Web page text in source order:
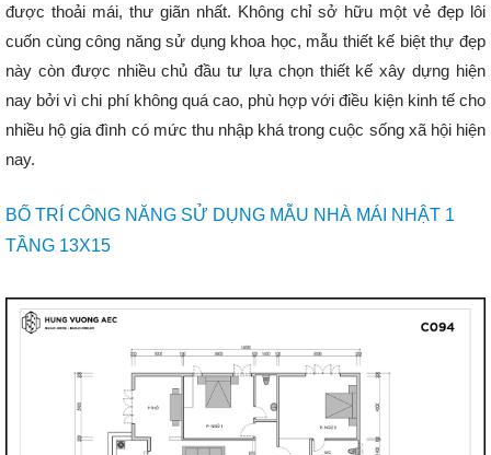
được thoải mái, thư giãn nhất. Không chỉ sở hữu một vẻ đẹp lôi
cuốn cùng công năng sử dụng khoa học, mẫu thiết kế biệt thự đẹp
này còn được nhiều chủ đầu tư lựa chọn thiết kế xây dựng hiện
nay bởi vì chi phí không quá cao, phù hợp với điều kiện kinh tế cho
nhiều hộ gia đình có mức thu nhập khá trong cuộc sống xã hội hiện
nay.
BỐ TRÍ CÔNG NĂNG SỬ DỤNG MẪU NHÀ MÁI NHẬT 1
TẦNG 13X15